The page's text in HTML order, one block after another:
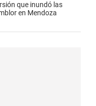
que inundó las
en Mendoza